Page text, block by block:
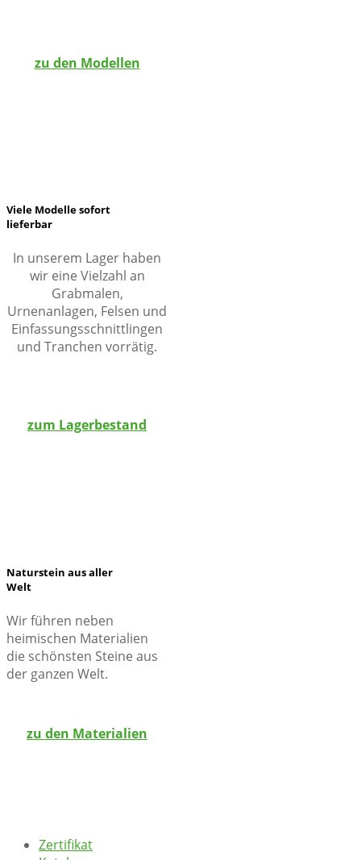
zu den Modellen
Viele Modelle sofort
lieferbar
In unserem Lager haben
wir eine Vielzahl an
Grabmalen,
Urnenanlagen, Felsen und
Einfassungsschnittlingen
und Tranchen vorrätig.
zum Lagerbestand
Naturstein aus aller
Welt
Wir führen neben
heimischen Materialien
die schönsten Steine aus
der ganzen Welt.
zu den Materialien
Zertifikat